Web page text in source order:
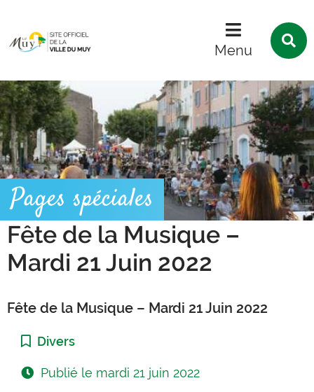
Menu
Pages spéciales
Fête de la Musique –
Mardi 21 Juin 2022
Fête de la Musique – Mardi 21 Juin 2022
Catégorie :
Divers
Publié le mardi 21 juin 2022